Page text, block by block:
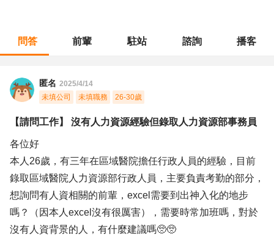
問答 前輩 駐站 諮詢 播客
匿名 2025/4/14
未填公司
未填職務 26-30歲
【請問工作】 沒有人力資源經驗但錄取人力資源部事務員
各位好
本人26歲，有三年在區域醫院擔任行政人員的經驗，目前
錄取區域醫院人力資源部行政人員，主要負責考勤的部分，
想詢問有人資相關的前輩，excel需要到出神入化的地步
嗎？（因本人excel沒有很厲害），需要時常加班嗎，對於
沒有人資背景的人，有什麼建議嗎🥺🥺